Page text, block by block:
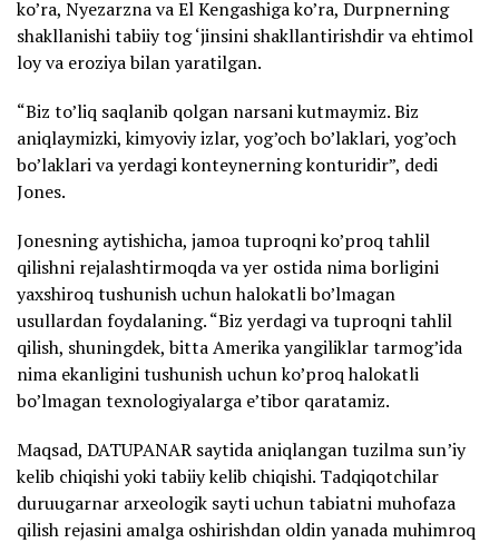
ko’ra, Nyezarzna va El Kengashiga ko’ra, Durpnerning
shakllanishi tabiiy tog ‘jinsini shakllantirishdir va ehtimol
loy va eroziya bilan yaratilgan.
“Biz to’liq saqlanib qolgan narsani kutmaymiz. Biz
aniqlaymizki, kimyoviy izlar, yog’och bo’laklari, yog’och
bo’laklari va yerdagi konteynerning konturidir”, dedi
Jones.
Jonesning aytishicha, jamoa tuproqni ko’proq tahlil
qilishni rejalashtirmoqda va yer ostida nima borligini
yaxshiroq tushunish uchun halokatli bo’lmagan
usullardan foydalaning. “Biz yerdagi va tuproqni tahlil
qilish, shuningdek, bitta Amerika yangiliklar tarmog’ida
nima ekanligini tushunish uchun ko’proq halokatli
bo’lmagan texnologiyalarga e’tibor qaratamiz.
Maqsad, DATUPANAR saytida aniqlangan tuzilma sun’iy
kelib chiqishi yoki tabiiy kelib chiqishi. Tadqiqotchilar
duruugarnar arxeologik sayti uchun tabiatni muhofaza
qilish rejasini amalga oshirishdan oldin yanada muhimroq